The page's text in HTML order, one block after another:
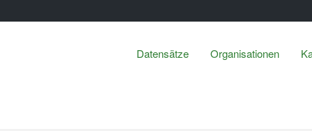
Datensätze Organisationen